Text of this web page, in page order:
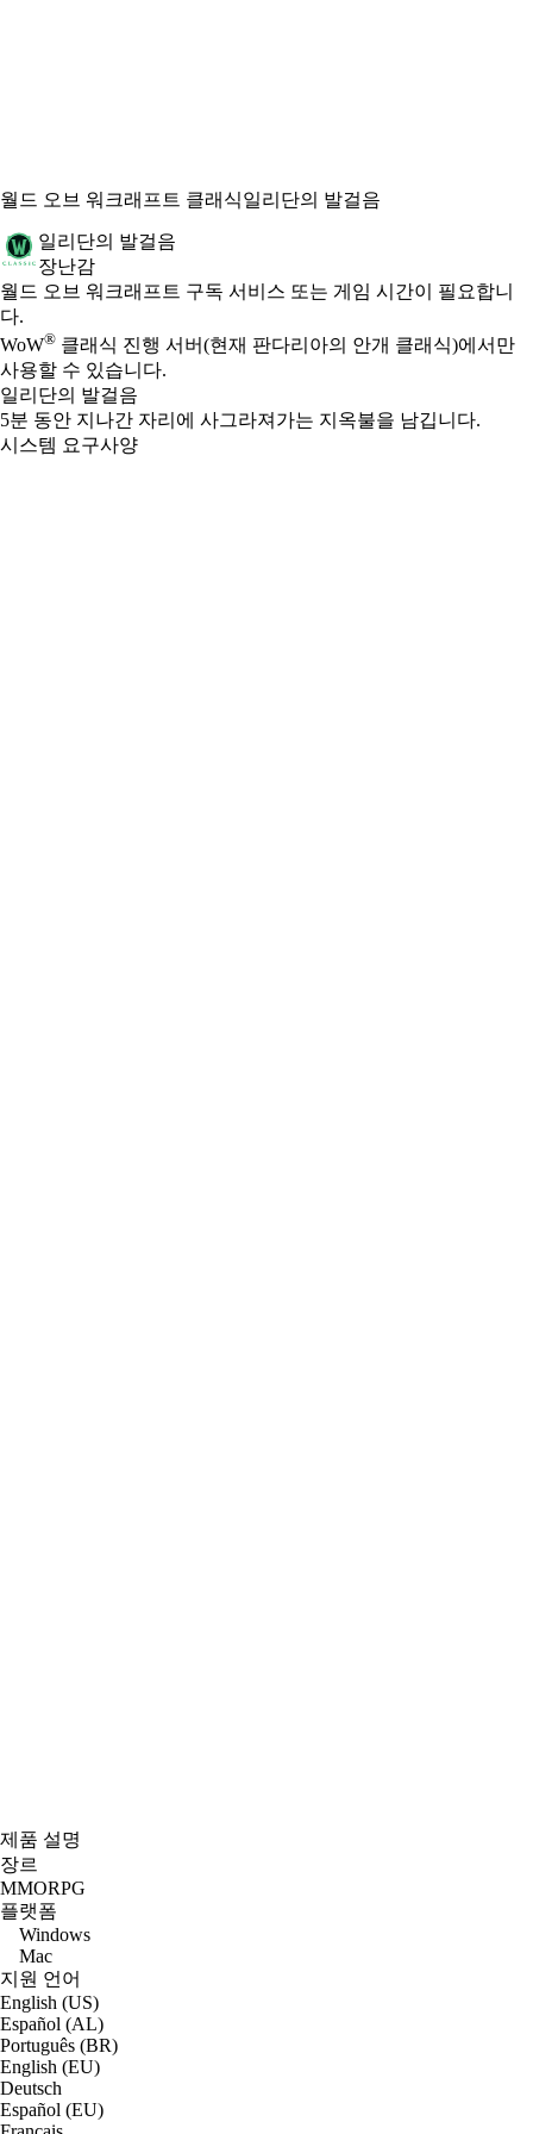
월드 오브 워크래프트 클래식일리단의 발걸음
일리단의 발걸음
장난감
가격
Available actions
월드 오브 워크래프트 구독 서비스 또는 게임 시간이 필요합니
다.
WoW® 클래식 진행 서버(현재 판다리아의 안개 클래식)에서만
사용할 수 있습니다.
일리단의 발걸음
5분 동안 지나간 자리에 사그라져가는 지옥불을 남깁니다.
시스템 요구사양
제품 설명
장르
MMORPG
플랫폼
Windows
Mac
지원 언어
English (US)
Español (AL)
Português (BR)
English (EU)
Deutsch
Español (EU)